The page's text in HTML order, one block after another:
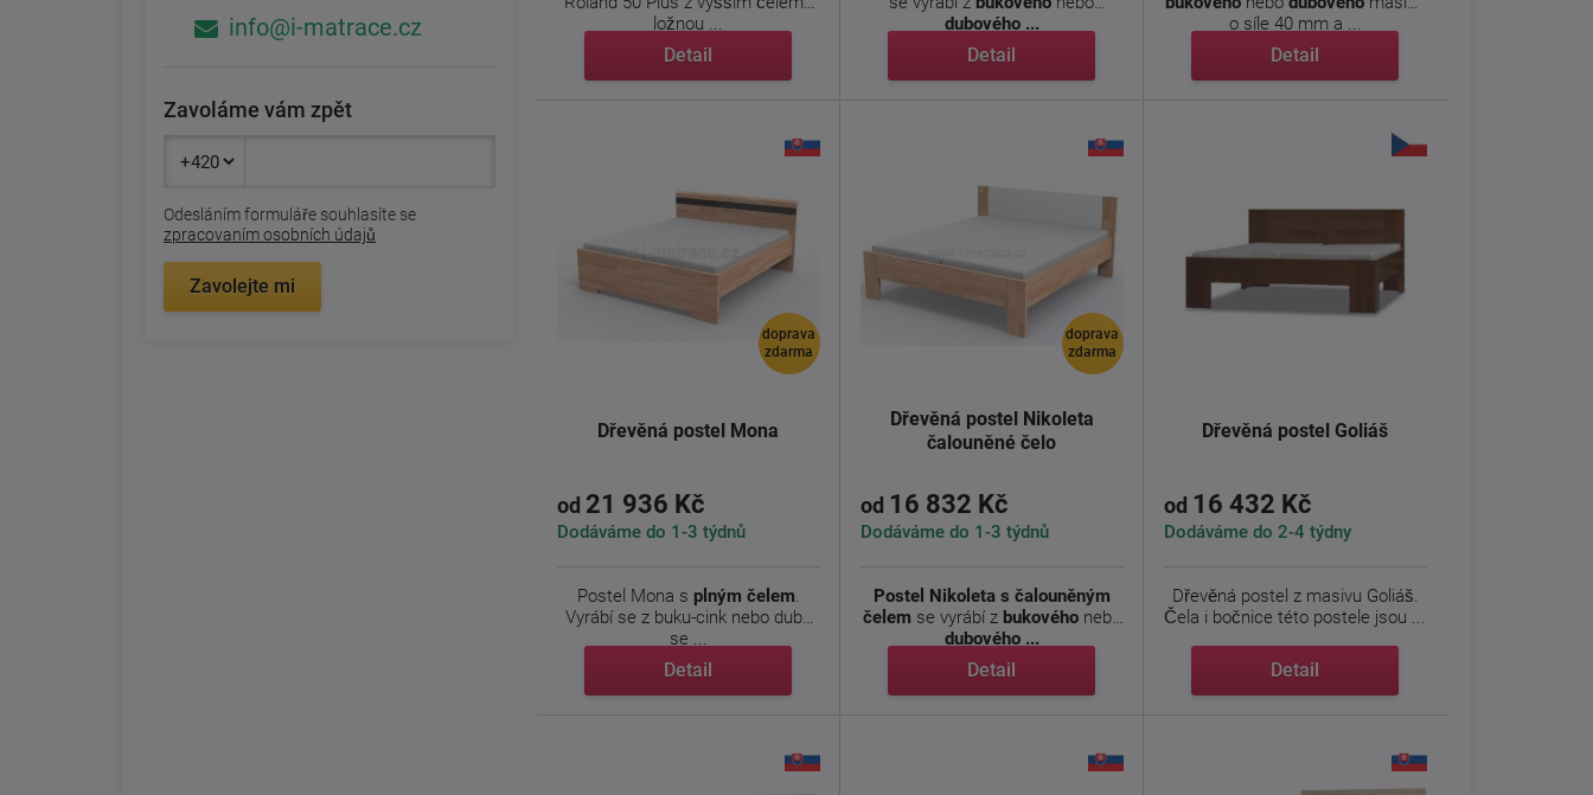
info@i-matrace.cz
Zavoláme vám zpět
Odesláním formuláře souhlasíte se
zpracovaním osobních údajů
Zavolejte mi
ložnou ...
Detail
dubového ...
Detail
o síle 40 mm a ...
Detail
doprava
zdarma
Dřevěná postel Mona
od 21 936 Kč
Dodáváme do 1-3 týdnů
Postel Mona s plným čelem.
Vyrábí se z buku-cink nebo dubu
se ...
Detail
doprava
zdarma
Dřevěná postel Nikoleta
čalouněné čelo
od 16 832 Kč
Dodáváme do 1-3 týdnů
Postel Nikoleta s čalouněným
čelem se vyrábí zbukovéhonebo
dubového ...
Detail
Dřevěná postel Goliáš
od 16 432 Kč
Dodáváme do 2-4 týdny
Dřevěná postel z masivu Goliáš.
Čela i bočnice této postele jsou ...
Detail